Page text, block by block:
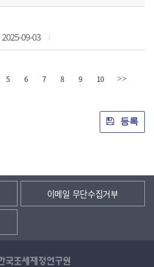
2025-09-03
5 6 7 8 9 10 >>
등록
이메일 무단수집거부